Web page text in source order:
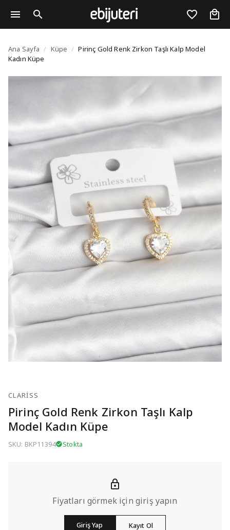
Pirinç Gold Renk
Ana Sayfa / Küpe / Pirinç Gold Renk Zirkon Taşlı Kalp Model
Kadın Küpe
CLARISS
Pirinç Gold Renk Zirkon Taşlı Kalp
Model Kadın Küpe
SKU: BKP11394 Stokta
Fiyatları görmek için giriş yapın
Giriş Yap Kayıt Ol